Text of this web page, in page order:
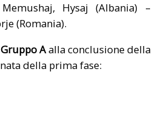
Hysaj (Albania) –
(Romania).
Gruppo Aalla conclusione della
della prima fase: